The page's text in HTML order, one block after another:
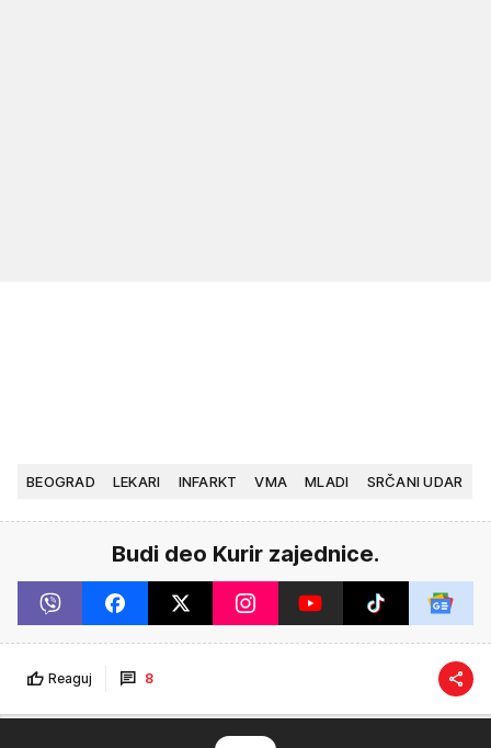
BEOGRAD LEKARI INFARKT VMA MLADI SRČANI UDAR
Budi deo Kurir zajednice.
Reaguj 8